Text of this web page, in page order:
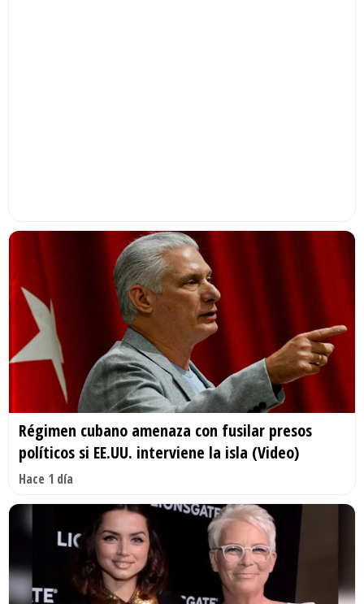
Régimen cubano amenaza con fusilar presos
políticos si EE.UU. interviene la isla (Video)
Hace 1 día